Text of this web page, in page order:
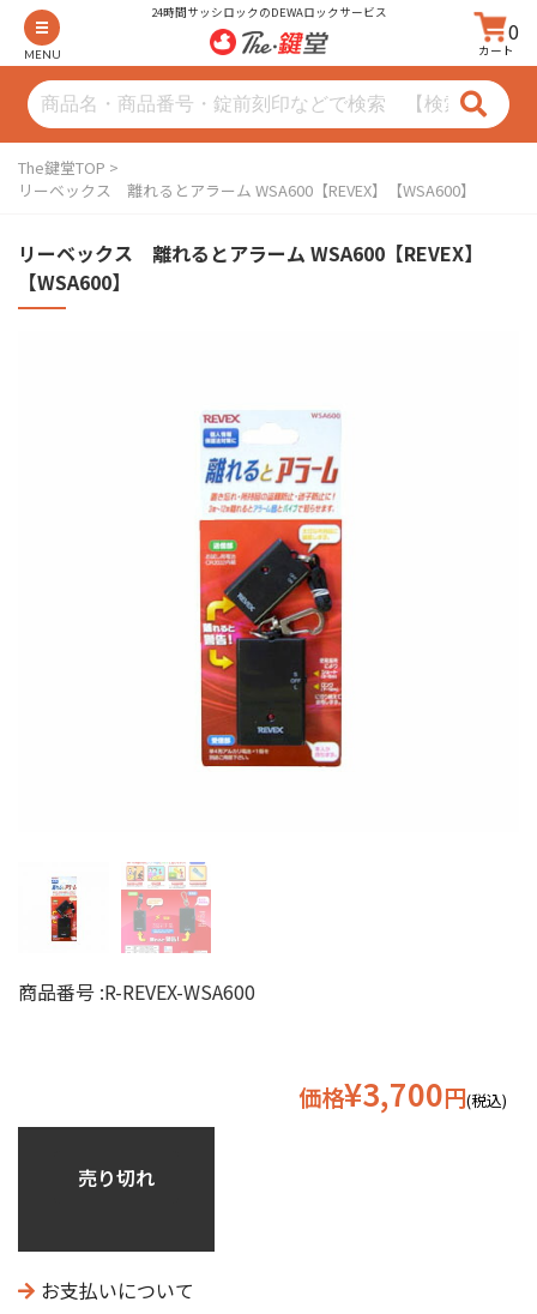
MENU
24時間サッシロックのDEWAロックサービス
0
カート
The鍵堂TOP
リーベックス 離れるとアラーム WSA600【REVEX】【WSA600】
リーベックス 離れるとアラーム WSA600【REVEX】
【WSA600】
商品番号 :R-REVEX-WSA600
価格¥3,700円(税込)
売り切れ
お支払いについて